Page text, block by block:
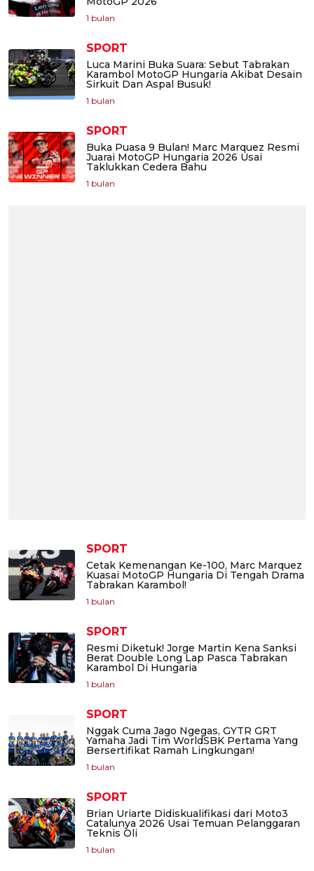
1 bulan
SPORT
Luca Marini Buka Suara: Sebut Tabrakan
Karambol MotoGP Hungaria Akibat Desain
Sirkuit Dan Aspal Busuk!
1 bulan
SPORT
Buka Puasa 9 Bulan! Marc Marquez Resmi
Juarai MotoGP Hungaria 2026 Usai
Taklukkan Cedera Bahu
1 bulan
SPORT
Cetak Kemenangan Ke-100, Marc Marquez
Kuasai MotoGP Hungaria Di Tengah Drama
Tabrakan Karambol!
1 bulan
SPORT
Resmi Diketuk! Jorge Martin Kena Sanksi
Berat Double Long Lap Pasca Tabrakan
Karambol Di Hungaria
1 bulan
SPORT
Nggak Cuma Jago Ngegas, GYTR GRT
Yamaha Jadi Tim WorldSBK Pertama Yang
Bersertifikat Ramah Lingkungan!
1 bulan
SPORT
Brian Uriarte Didiskualifikasi dari Moto3
Catalunya 2026 Usai Temuan Pelanggaran
Teknis Oli
1 bulan